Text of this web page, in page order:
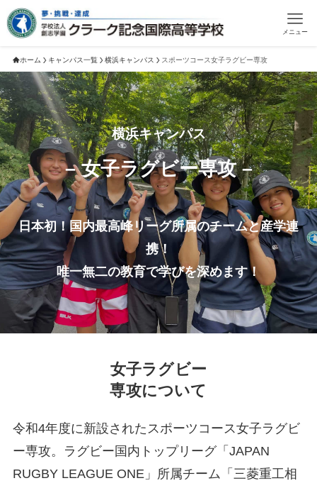
メニュー
ホーム キャンパス一覧 横浜キャンパス スポーツコース女子ラグビー専攻
横浜キャンパス
– 女子ラグビー専攻 –
日本初！国内最高峰リーグ所属のチームと産学連
携！
唯一無二の教育で学びを深めます！
女子ラグビー
専攻について
令和4年度に新設されたスポーツコース女子ラグビ
ー専攻。ラグビー国内トップリーグ「JAPAN
RUGBY LEAGUE ONE」所属チーム「三菱重工相